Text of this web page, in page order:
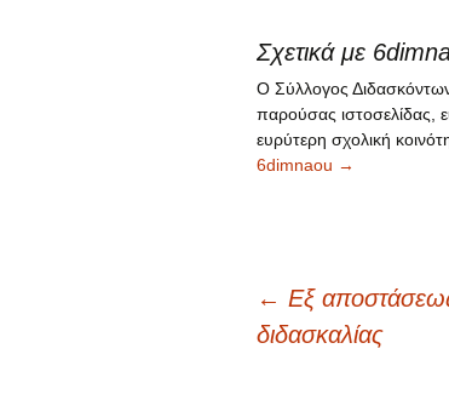
Σχετικά με
Ο Σύλλογος
παρούσας ιστοσελίδας,
ευρύτερη σχολική
6dimnaou →
Πλοήγηση
← Eξ
διδασκαλίας